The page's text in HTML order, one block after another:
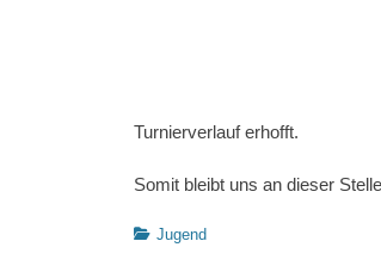
Turnierverlauf erhofft.
Somit bleibt uns an dieser
Kategorien
Jugend